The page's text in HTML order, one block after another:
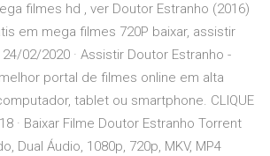
filmes hd , ver Doutor Estranho (2016)
em mega filmes 720P baixar, assistir
02/2020 · Assistir Doutor Estranho -
portal de filmes online em alta
tablet ou smartphone. CLIQUE
· Baixar Filme Doutor Estranho Torrent
Dual Áudio, 1080p, 720p, MKV, MP4